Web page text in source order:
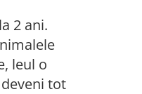
2 ani.
leul o
tot